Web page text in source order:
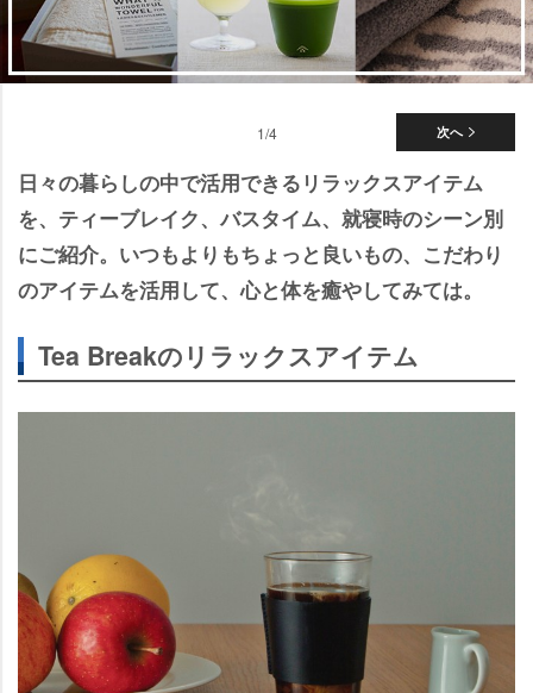
次へ
1/4
日々の暮らしの中で活用できるリラックスアイテム
を、ティーブレイク、バスタイム、就寝時のシーン別
にご紹介。いつもよりもちょっと良いもの、こだわり
のアイテムを活用して、心と体を癒やしてみては。
Tea Breakのリラックスアイテム